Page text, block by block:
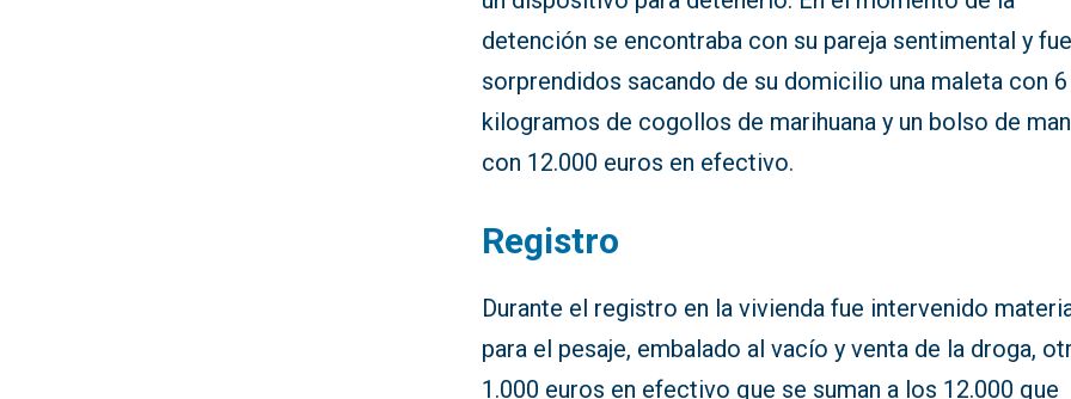
detención se encontraba con su pareja sentimental y
sorprendidos sacando de su domicilio una maleta con 6
kilogramos de cogollos de marihuana y un bolso de
con 12.000 euros en efectivo.
Registro
Durante el registro en la vivienda fue intervenido
para el pesaje, embalado al vacío y venta de la droga,
1.000 euros en efectivo que se suman a los 12.000 que